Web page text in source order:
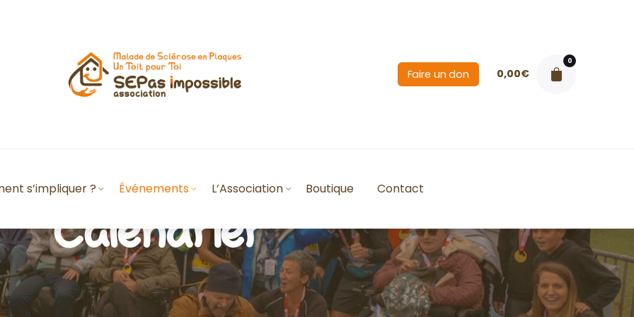
Faire un don 0,00€
0
s’impliquer ? Événements L’Association Boutique Contact
Calendrier